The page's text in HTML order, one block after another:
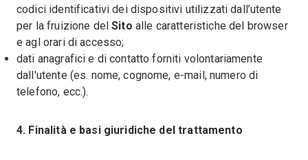
codici identificativi dei dispositivi utilizzati dall’utente
per la fruizione delSito alle caratteristiche del browser
e agl orari di accesso;
dati anagrafici e di contatto forniti volontariamente
dall'utente (es. nome, cognome, e-mail, numero di
telefono, ecc.).
4. Finalità e basi giuridiche del trattamento